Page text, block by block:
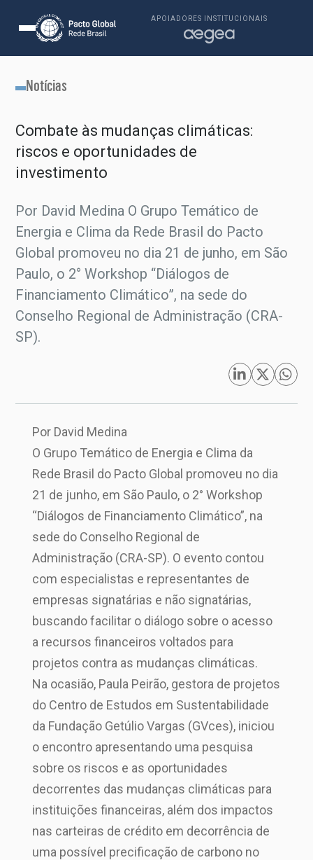
APOIADORES INSTITUCIONAIS
Notícias
Combate às mudanças climáticas:
riscos e oportunidades de
investimento
Por David Medina O Grupo Temático de
Energia e Clima da Rede Brasil do Pacto
Global promoveu no dia 21 de junho, em São
Paulo, o 2° Workshop “Diálogos de
Financiamento Climático”, na sede do
Conselho Regional de Administração (CRA-
SP).
Por David Medina
O Grupo Temático de Energia e Clima da
Rede Brasil do Pacto Global promoveu no dia
21 de junho, em São Paulo, o 2° Workshop
“Diálogos de Financiamento Climático”, na
sede do Conselho Regional de
Administração (CRA-SP). O evento contou
com especialistas e representantes de
empresas signatárias e não signatárias,
buscando facilitar o diálogo sobre o acesso
a recursos financeiros voltados para
projetos contra as mudanças climáticas.
Na ocasião, Paula Peirão, gestora de projetos
do Centro de Estudos em Sustentabilidade
da Fundação Getúlio Vargas (GVces), iniciou
o encontro apresentando uma pesquisa
sobre os riscos e as oportunidades
decorrentes das mudanças climáticas para
instituições financeiras, além dos impactos
nas carteiras de crédito em decorrência de
uma possível precificação de carbono no